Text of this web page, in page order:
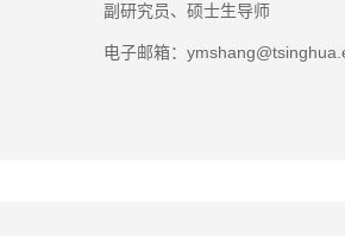
副研究员、硕士生导师
电子邮箱：